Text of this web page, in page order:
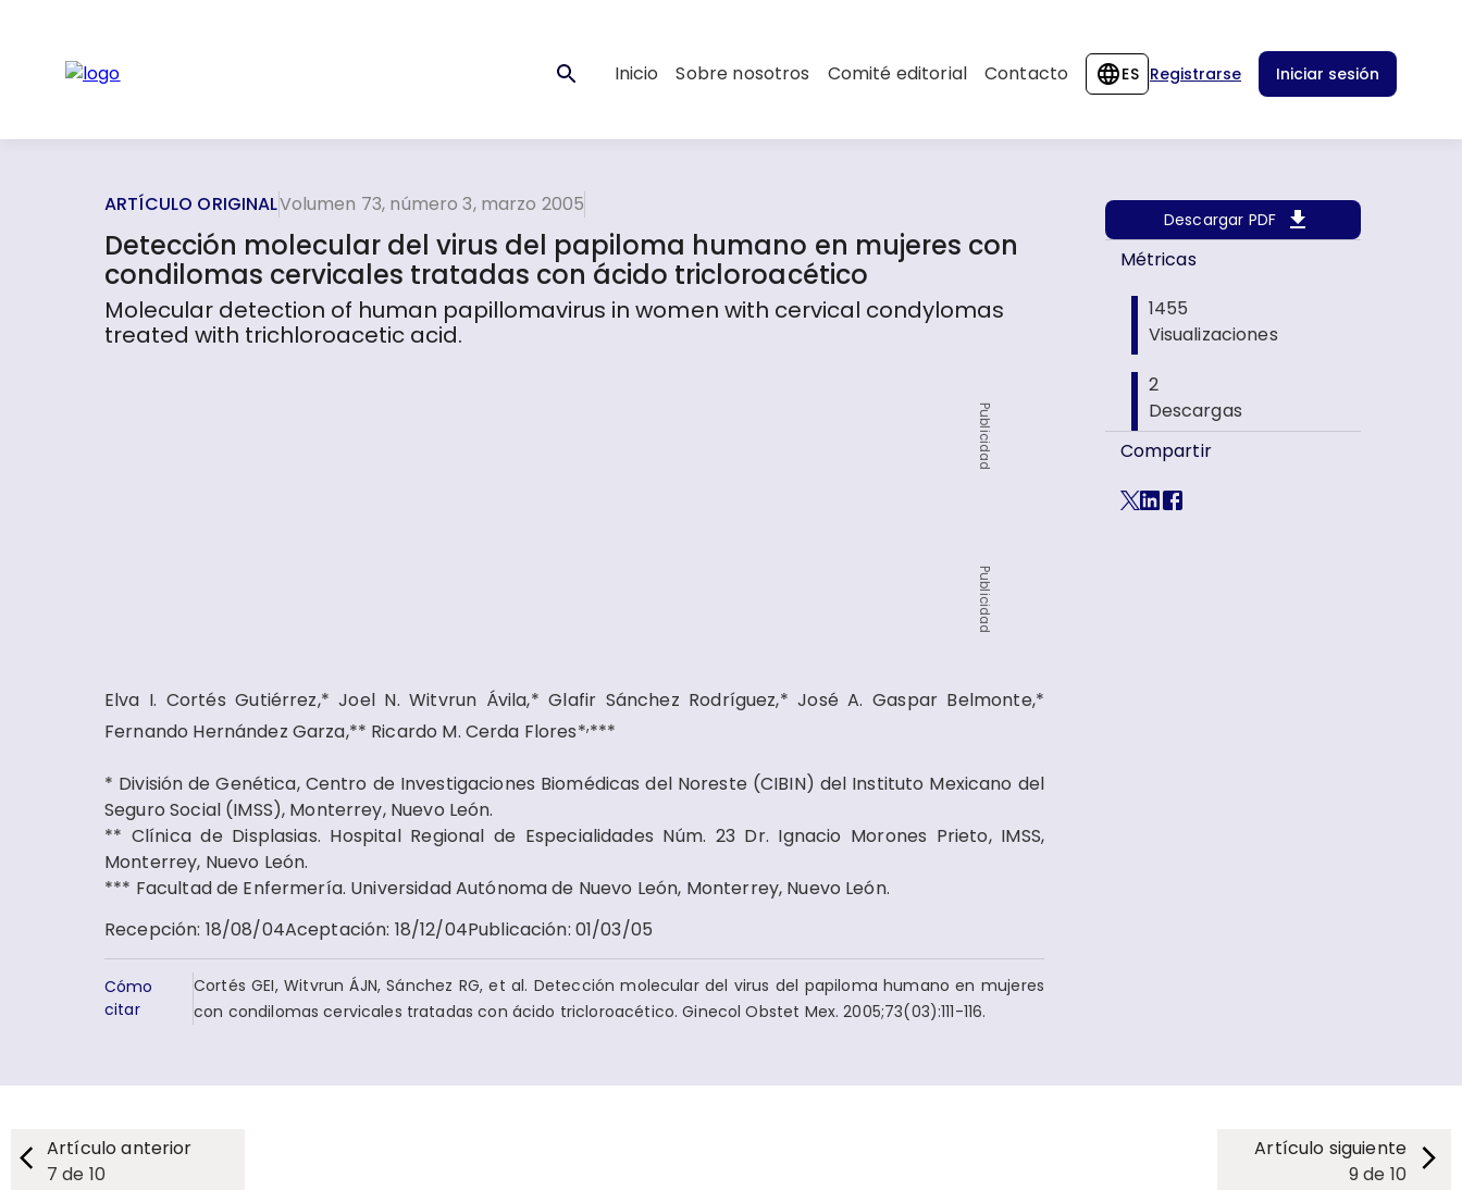
Inicio Sobre nosotros Comité editorial Contacto ES Registrarse Iniciar sesión
ARTÍCULO ORIGINALVolumen 73, número 3, marzo 2005
Detección molecular del virus del papiloma humano en mujeres con
condilomas cervicales tratadas con ácido tricloroacético
Molecular detection of human papillomavirus in women with cervical condylomas
treated with trichloroacetic acid.
Publicidad
Publicidad
Elva I. Cortés Gutiérrez,* Joel N. Witvrun Ávila,* Glafir Sánchez Rodríguez,* José A. Gaspar Belmonte,*
Fernando Hernández Garza,** Ricardo M. Cerda Flores*,***
* División de Genética, Centro de Investigaciones Biomédicas del Noreste (CIBIN) del Instituto Mexicano del
Seguro Social (IMSS), Monterrey, Nuevo León.
** Clínica de Displasias. Hospital Regional de Especialidades Núm. 23 Dr. Ignacio Morones Prieto, IMSS,
Monterrey, Nuevo León.
*** Facultad de Enfermería. Universidad Autónoma de Nuevo León, Monterrey, Nuevo León.
Recepción: 18/08/04Aceptación: 18/12/04Publicación: 01/03/05
Cómo
citar
Cortés GEI, Witvrun ÁJN, Sánchez RG, et al. Detección molecular del virus del papiloma humano en mujeres
con condilomas cervicales tratadas con ácido tricloroacético. Ginecol Obstet Mex. 2005;73(03):111-116.
Descargar PDF
Métricas
1455
Visualizaciones
2
Descargas
Compartir
Artículo anterior
7 de 10
Artículo siguiente
9de 10